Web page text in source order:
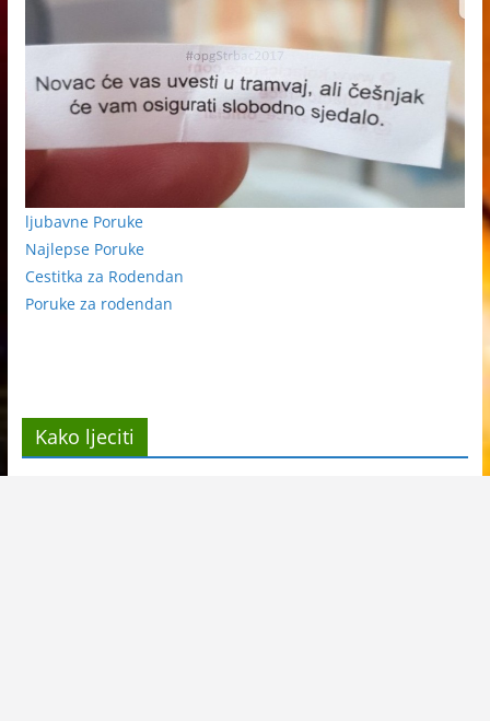
ljubavne Poruke
Najlepse Poruke
Cestitka za Rodendan
Poruke za rodendan
Kako ljeciti